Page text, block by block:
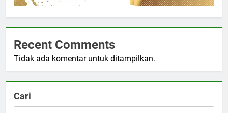
Recent Comments
Tidak ada komentar untuk ditampilkan.
Cari